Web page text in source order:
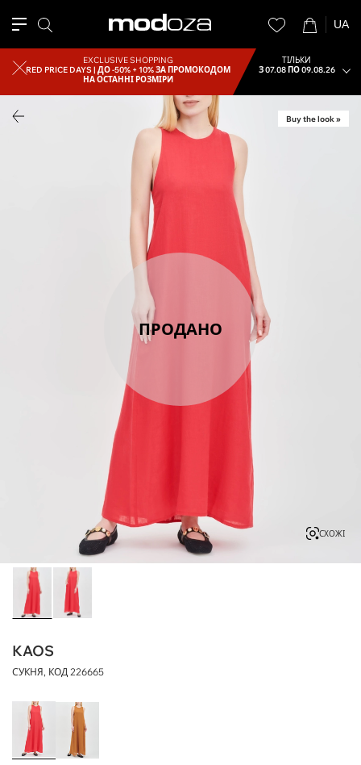
UA
EXCLUSIVE SHOPPING
RED PRICE DAYS |ДО -50% + 10% ЗА ПРОМОКОДОМ
НА ОСТАННІ РОЗМІРИ
ТІЛЬКИ
З 07.08 ПО 09.08.26
Buy the look »
СХОЖІ
ПРОДАНО
KAOS
СУКНЯ, КОД 226665